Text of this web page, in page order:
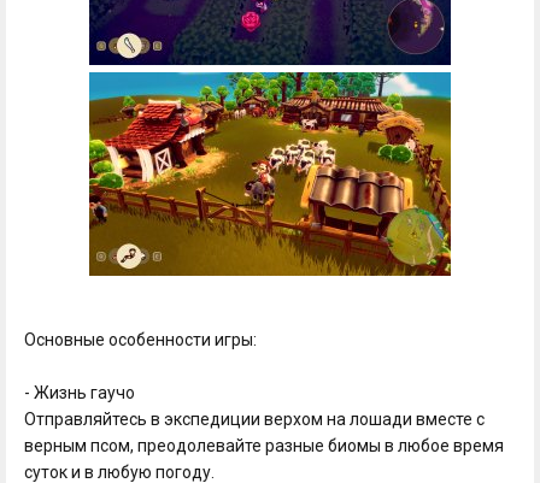
Основные особенности игры:
- Жизнь гаучо
Отправляйтесь в экспедиции верхом на лошади вместе с
верным псом, преодолевайте разные биомы в любое время
суток и в любую погоду.